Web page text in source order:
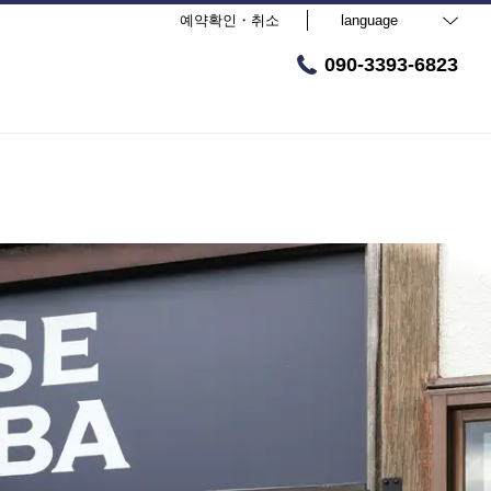
예약확인・취소 language
090-3393-6823